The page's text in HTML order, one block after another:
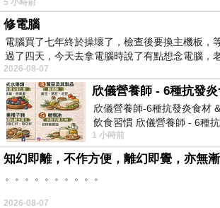
我害怕的
5 小時前
修電腦
電腦買了七年終於操壞了，檢查後要換主機板，
過了四天，今天去拿電腦時說了有點想念電腦，
2026-08-07
欣儀營養師-6種抗發炎食材
飲食習慣 欣儀營養師 - 6種
https://www.facebook.com/
1 小時前
知幻即離，不作方便，離幻即覺，亦無
。。。。。。。。。。
2026-08-07